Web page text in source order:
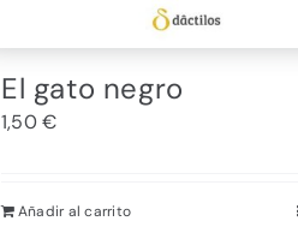
El gato negro
1,50€
Añadir al carrito